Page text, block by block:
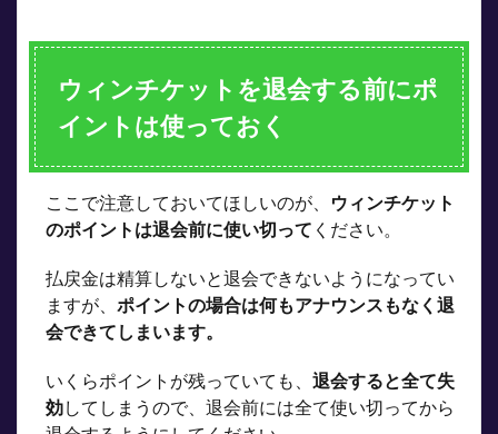
ウィンチケットを退会する前にポ
イントは使っておく
ここで注意しておいてほしいのが、
ウィンチケット
のポイントは退会前に使い切って ください。
払戻金は精算しないと退会できないようになってい
ますが、 ポイントの場合は何もアナウンスもなく退
会できてしまいます。
いくらポイントが残っていても、 退会すると全て失
効してしまうので、退会前には全て使い切ってから